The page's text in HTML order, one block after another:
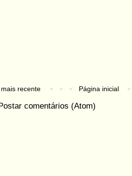
recente Página inicial
comentários (Atom)